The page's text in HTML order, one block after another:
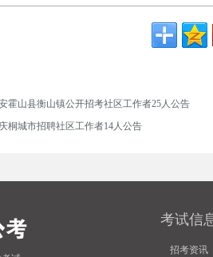
霍山县衡山镇公开招考社区工作者25人公告
桐城市招聘社区工作者14人公告
考试信
招考资讯